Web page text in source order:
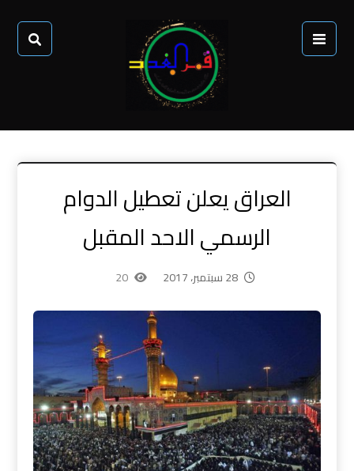
العراق يعلن تعطيل الدوام
الرسمي الاحد المقبل
28 سبتمبر، 2017 20